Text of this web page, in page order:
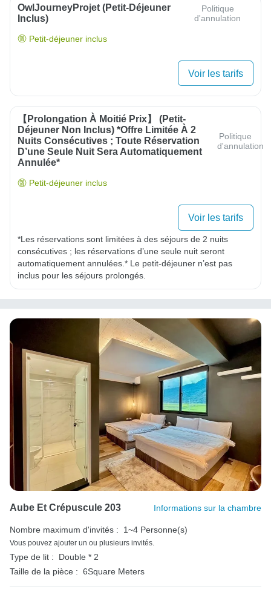
OwlJourneyProjet (petit-Déjeuner
Inclus)
Politique
d'annulation
Petit-déjeuner inclus
Voir les tarifs
【Prolongation À Moitié Prix】 (Petit-
Déjeuner Non Inclus) *Offre Limitée À 2
Nuits Consécutives ; Toute Réservation
D’une Seule Nuit Sera Automatiquement
Annulée*
Politique
d'annulation
Petit-déjeuner inclus
Voir les tarifs
*Les réservations sont limitées à des séjours de 2 nuits
consécutives ; les réservations d’une seule nuit seront
automatiquement annulées.* Le petit-déjeuner n’est pas
inclus pour les séjours prolongés.
Aube Et Crépuscule 203 Informations sur la chambre
Nombre maximum d'invités : 1~4 Personne(s)
Vous pouvez ajouter un ou plusieurs invités.
Type de lit :
Double * 2
Taille de la pièce : 6Square Meters